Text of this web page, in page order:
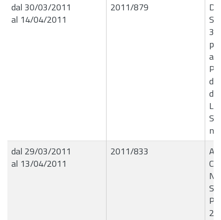
dal 30/03/2011
al 14/04/2011
2011/879
dal 29/03/2011
al 13/04/2011
2011/833